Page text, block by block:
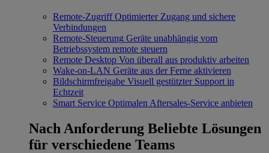
Remote-Zugriff Optimierter Zugang und sichere
Verbindungen
Remote-Steuerung Geräte unabhängig vom
Betriebssystem remote steuern
Remote Desktop Von überall aus produktiv arbeiten
Wake-on-LAN Geräte aus der Ferne aktivieren
Bildschirmfreigabe Visuell gestützter Support in
Echtzeit
Smart Service Optimalen Aftersales-Service anbieten
Nach Anforderung Beliebte Lösungen
für verschiedene Teams